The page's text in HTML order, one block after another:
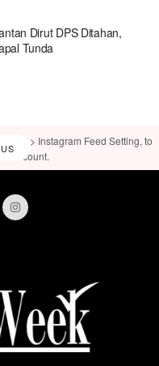
Dirut DPS Ditahan,
Tunda
> Instagram Feed Setting, to
account.